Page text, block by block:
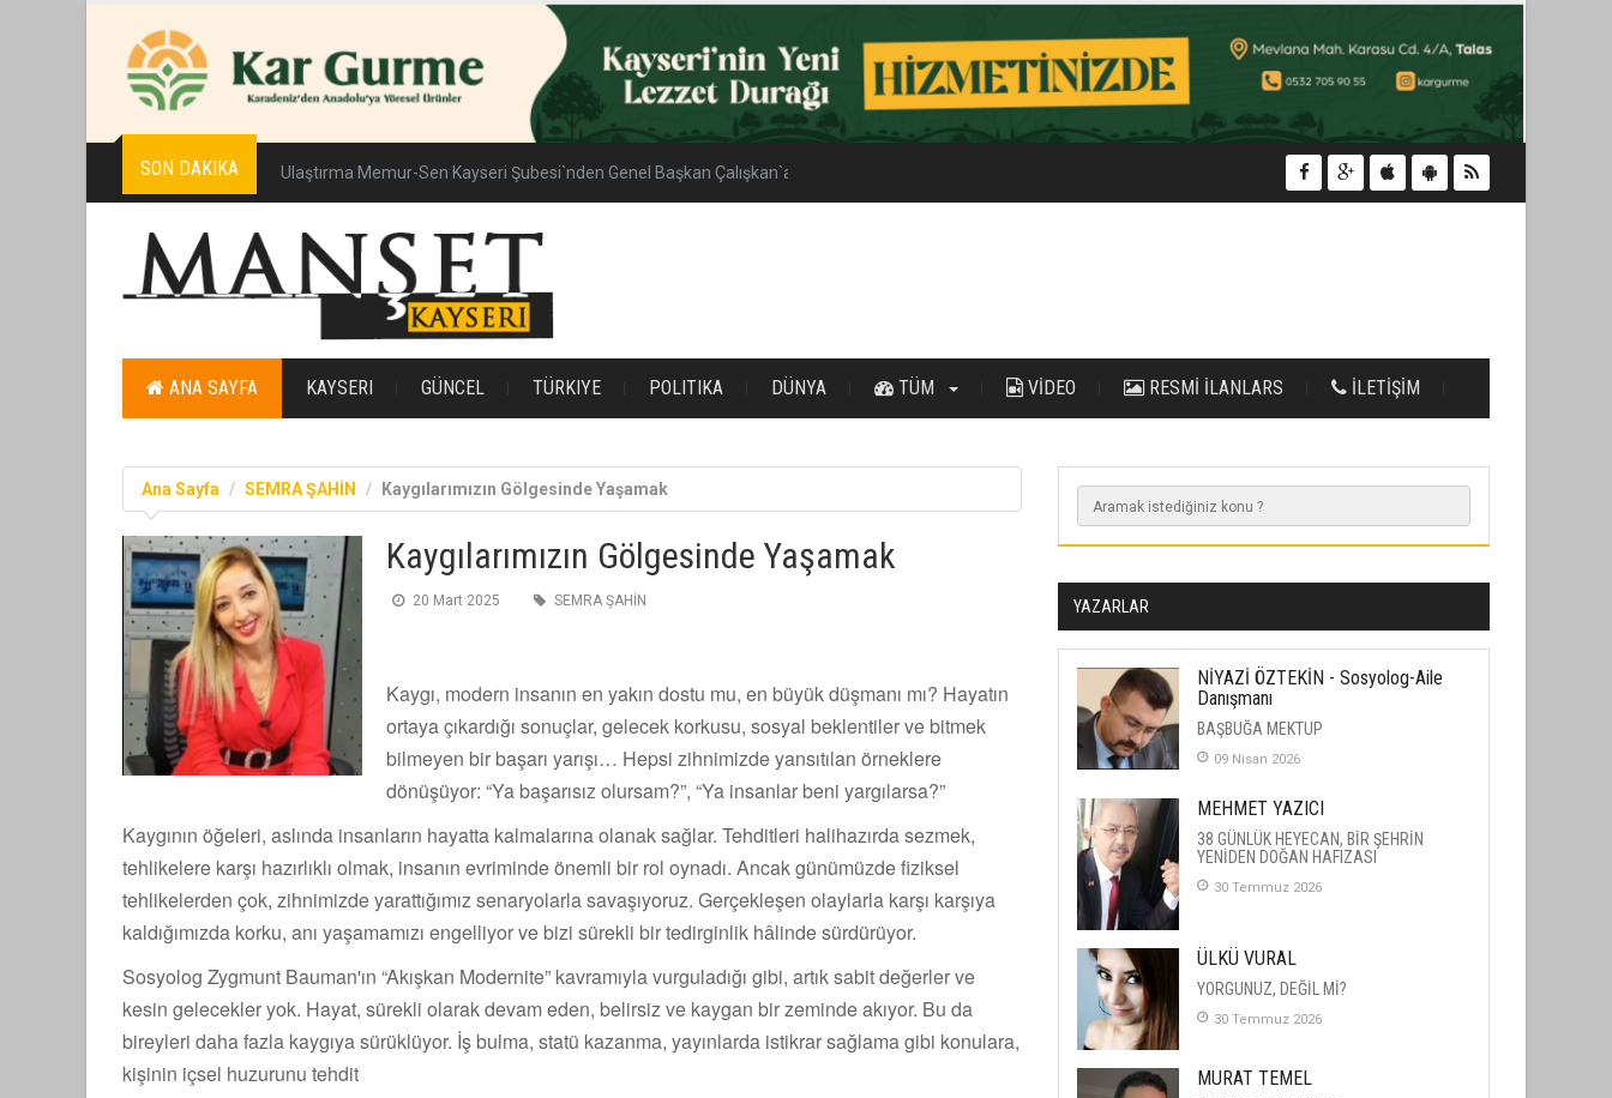
SON DAKIKA Ulaştırma Memur-Sen Kayseri Şubesi`nden Genel Başkan Çalışkan`a Ziyaret
ANA SAYFA KAYSERI GÜNCEL TÜRKIYE POLITIKA DÜNYA TÜM VİDEO RESMİ İLANLARS İLETİŞİM
Ana Sayfa SEMRA ŞAHİN Kaygılarımızın Gölgesinde Yaşamak
Kaygılarımızın Gölgesinde Yaşamak
20 Mart 2025 SEMRA ŞAHİN
Kaygı, modern insanın en yakın dostu mu, en büyük düşmanı mı? Hayatın
ortaya çıkardığı sonuçlar, gelecek korkusu, sosyal beklentiler ve bitmek
bilmeyen bir başarı yarışı… Hepsi zihnimizde yansıtılan örneklere
dönüşüyor: “Ya başarısız olursam?”, “Ya insanlar beni yargılarsa?”
Kaygının öğeleri, aslında insanların hayatta kalmalarına olanak sağlar. Tehditleri halihazırda sezmek,
tehlikelere karşı hazırlıklı olmak, insanın evriminde önemli bir rol oynadı. Ancak günümüzde fiziksel
tehlikelerden çok, zihnimizde yarattığımız senaryolarla savaşıyoruz. Gerçekleşen olaylarla karşı karşıya
kaldığımızda korku, anı yaşamamızı engelliyor ve bizi sürekli bir tedirginlik hâlinde sürdürüyor.
Sosyolog Zygmunt Bauman'ın “Akışkan Modernite” kavramıyla vurguladığı gibi, artık sabit değerler ve
kesin gelecekler yok. Hayat, sürekli olarak devam eden, belirsiz ve kaygan bir zeminde akıyor. Bu da
bireyleri daha fazla kaygıya sürüklüyor. İş bulma, statü kazanma, yayınlarda istikrar sağlama gibi konulara,
kişinin içsel huzurunu tehdit
YAZARLAR
NİYAZİ ÖZTEKİN - Sosyolog-Aile
Danışmanı
BAŞBUĞA MEKTUP
09 Nisan 2026
MEHMET YAZICI
38 GÜNLÜK HEYECAN, BİR ŞEHRİN
YENİDEN DOĞAN HAFIZASI
30 Temmuz 2026
ÜLKÜ VURAL
YORGUNUZ, DEĞİL Mİ?
30 Temmuz 2026
MURAT TEMEL